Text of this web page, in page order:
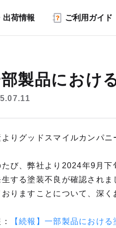
出荷情報 ご利用ガイド
製品におけ
りグッドスマイルカンパニ
たび、弊社より2024年9月
生する塗装不良が確認され
おりますことについて、深く
【続報】一部製品におけ